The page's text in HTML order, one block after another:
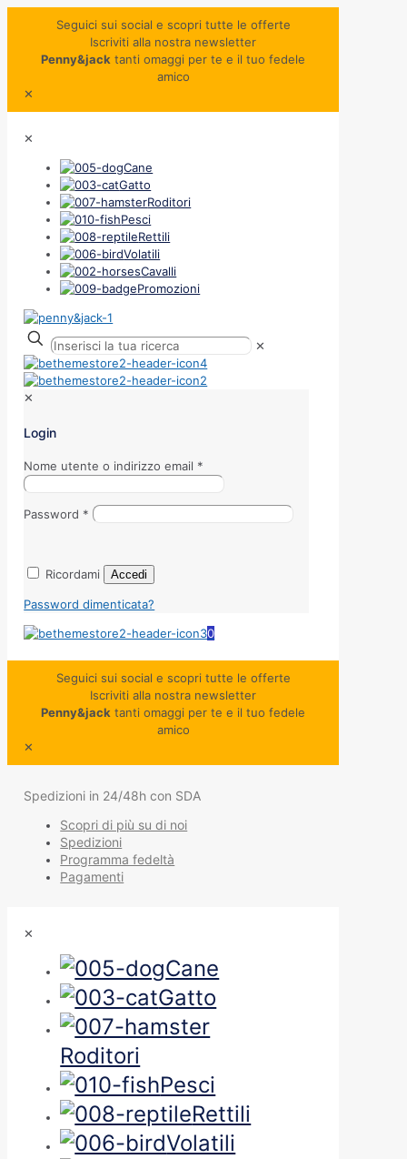
Seguici sui social e scopri tutte le offerte
Iscriviti alla nostra newsletter
Penny&jack tanti omaggi per te e il tuo fedele
amico
✕
✕
Cane
Gatto
Roditori
Pesci
Rettili
Volatili
Cavalli
Promozioni
✕
✕
Login
Nome utente o indirizzo email *
Password *
Ricordami Accedi
Password dimenticata?
0
Seguici sui social e scopri tutte le offerte
Iscriviti alla nostra newsletter
Penny&jack tanti omaggi per te e il tuo fedele
amico
✕
Spedizioni in 24/48h con SDA
Scopri di più su di noi
Spedizioni
Programma fedeltà
Pagamenti
✕
Cane
Gatto
Roditori
Pesci
Rettili
Volatili